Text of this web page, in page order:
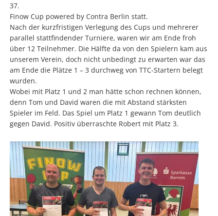
37.
Finow Cup powered by Contra Berlin statt.
Nach der kurzfristigen Verlegung des Cups und mehrerer
parallel stattfindender Turniere, waren wir am Ende froh
über 12 Teilnehmer. Die Hälfte da von den Spielern kam aus
unserem Verein, doch nicht unbedingt zu erwarten war das
am Ende die Plätze 1 – 3 durchweg von TTC-Startern belegt
wurden.
Wobei mit Platz 1 und 2 man hätte schon rechnen können,
denn Tom und David waren die mit Abstand stärksten
Spieler im Feld. Das Spiel um Platz 1 gewann Tom deutlich
gegen David. Positiv überraschte Robert mit Platz 3.